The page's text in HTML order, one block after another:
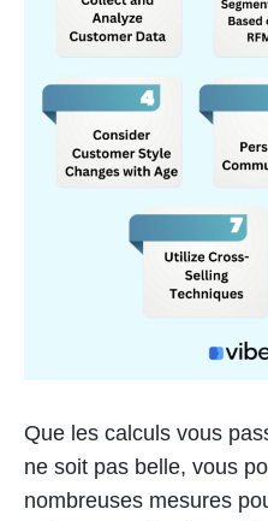
Que les calculs vous
ne soit pas belle, vous
nombreuses mesures